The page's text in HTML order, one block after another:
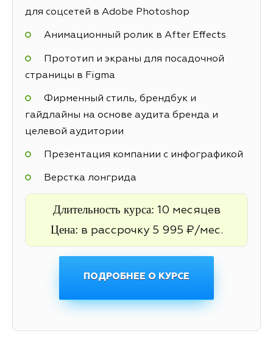
для соцсетей в Adobe Photoshop
Анимационный ролик в After Effects
Прототип и экраны для посадочной
страницы в Figma
Фирменный стиль, брендбук и
гайдлайны на основе аудита бренда и
целевой аудитории
Презентация компании с инфографикой
Верстка лонгрида
Длительность курса: 10 месяцев
Цена: в рассрочку 5 995 ₽/мес.
ПОДРОБНЕЕ О КУРСЕ